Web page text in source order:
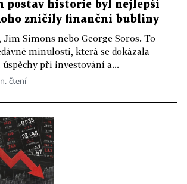
postav historie byl nejlepší
zničily finanční bubliny
Simons nebo George Soros. To
minulosti, která se dokázala
při investování a...
čtení